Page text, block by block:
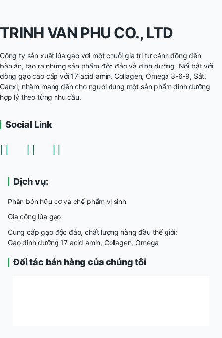
TRINH VAN PHU CO., LTD
Công ty sản xuất lúa gạo với một chuỗi giá trị từ cánh đồng đến
bàn ăn, tạo ra những sản phẩm độc đáo và dinh dưỡng. Nổi bật với
dòng gạo cao cấp với 17 acid amin, Collagen, Omega 3-6-9, Sắt,
Canxi, nhằm mang đến cho người dùng một sản phẩm dinh dưỡng
hợp lý theo từng nhu cầu.
Social Link
Dịch vụ:
Phân bón hữu cơ và chế phẩm vi sinh
Gia công lúa gạo
Cung cấp gạo độc đáo, chất lượng hàng đầu thế giới:
Gạo dinh dưỡng 17 acid amin, Collagen, Omega
Đối tác bán hàng của chúng tôi